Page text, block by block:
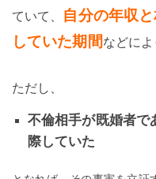
ていて、 自分の年収
していた期間などによ
ただし、
不倫相手が既婚者で
際していた